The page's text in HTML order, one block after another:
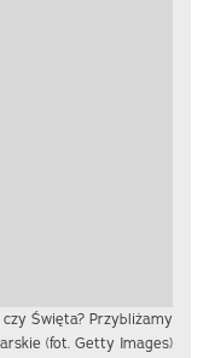
Święta? Przybliżamy
(fot. Getty Images)